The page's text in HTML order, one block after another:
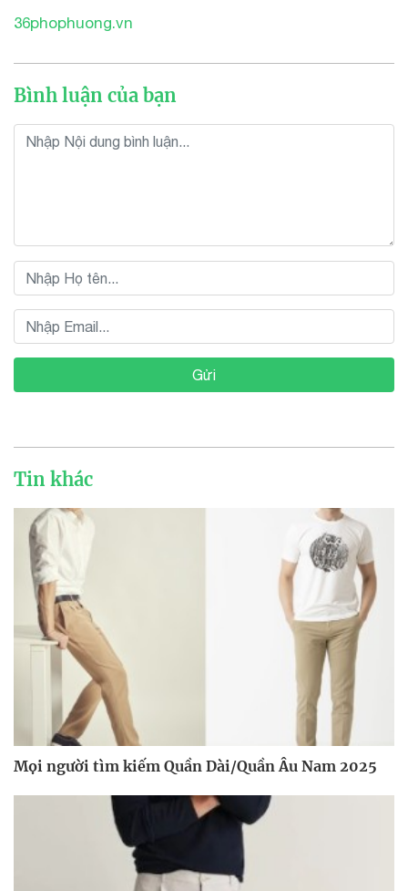
36phophuong.vn
Bình luận của bạn
Gửi
Tin khác
Mọi người tìm kiếm Quần Dài/Quần Âu Nam 2025